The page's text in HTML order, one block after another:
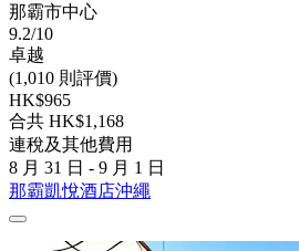
那霸市中心
9.2/10
卓越
(1,010 則評價)
HK$965
合共 HK$1,168
連稅及其他費用
8 月 31 日 - 9 月 1 日
那霸凱悅酒店沖繩